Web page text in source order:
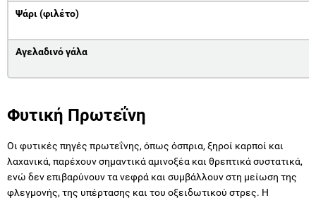
Ψάρι (φιλέτο)
Αγελαδινό γάλα
Φυτική Πρωτεΐνη
Οι φυτικές πηγές πρωτεΐνης, όπως όσπρια, ξηροί καρποί και
λαχανικά, παρέχουν σημαντικά αμινοξέα και θρεπτικά συστατικά,
ενώ δεν επιβαρύνουν τα νεφρά και συμβάλλουν στη μείωση της
φλεγμονής, της υπέρτασης και του οξειδωτικού στρες. Η